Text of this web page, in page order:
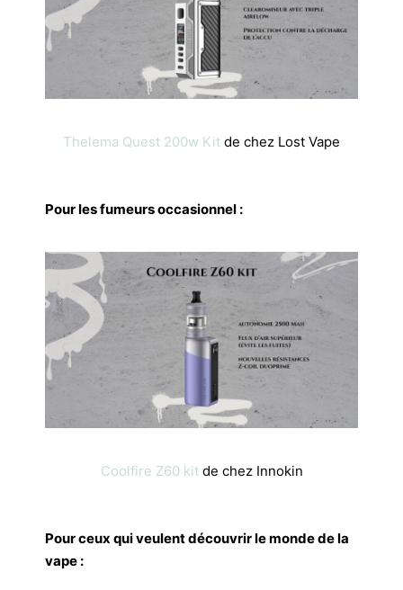
Thelema Quest 200w Kit de chez Lost Vape
Pour les fumeurs occasionnel :
Coolfire Z60 kitde chez Innokin
Pour ceux qui veulent découvrir le monde de la
vape :